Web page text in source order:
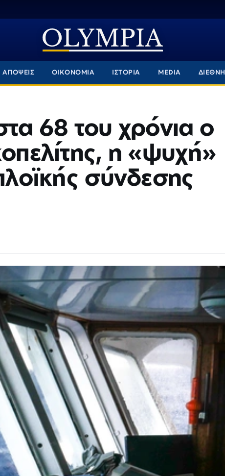
ΑΠΟΨΕΙΣ ΟΙΚΟΝΟΜΙΑ ΙΣΤΟΡΙΑ MEDIA ΔΙΕΘΝΗ
68 του χρόνια ο
η «ψυχή»
σύνδεσης